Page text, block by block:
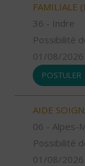
FAMILIALE
36 - Indre
Possibilité
01/08/2026
POSTULER
AIDE
06 - Alpes-
Possibilité
01/08/2026